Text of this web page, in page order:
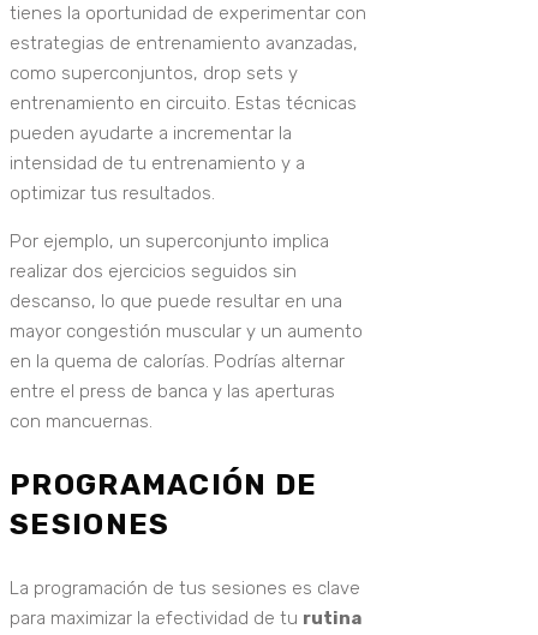
tienes la oportunidad de experimentar con
estrategias de entrenamiento avanzadas,
como superconjuntos, drop sets y
entrenamiento en circuito. Estas técnicas
pueden ayudarte a incrementar la
intensidad de tu entrenamiento y a
optimizar tus resultados.
Por ejemplo, un superconjunto implica
realizar dos ejercicios seguidos sin
descanso, lo que puede resultar en una
mayor congestión muscular y un aumento
en la quema de calorías. Podrías alternar
entre el press de banca y las aperturas
con mancuernas.
PROGRAMACIÓN DE
SESIONES
La programación de tus sesiones es clave
para maximizar la efectividad de tu rutina